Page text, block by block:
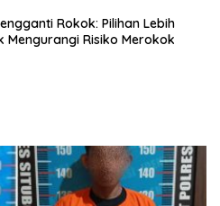
Rokok: Pilihan Lebih
Mengurangi Risiko Merokok